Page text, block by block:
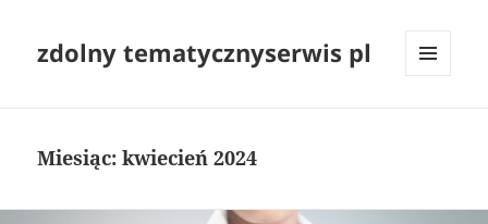
zdolny tematycznyserwis pl
Miesiąc:kwiecień 2024